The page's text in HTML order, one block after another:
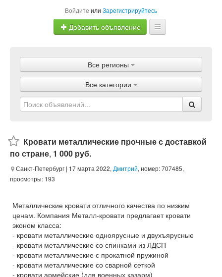
Войдите или Зарегистрируйтесь
Добавить объявление
Объявления
Магазины
Услуги
Все регионы
Все категории
Кровати металлические прочные с доставкой
по стране, 1 000 руб.
Санкт-Петербург | 17 марта 2022, Дмитрий, номер: 707485,
просмотры: 193
Металлические кровати отличного качества по низким
ценам. Компания Металл-кровати предлагает кровати
эконом класса:
- кровати металлические одноярусные и двухъярусные
- кровати металлические со спинками из ЛДСП
- кровати металлические с прокатной пружиной
- кровати металлические со сварной сеткой
- кровати армейские (для военных казарм)